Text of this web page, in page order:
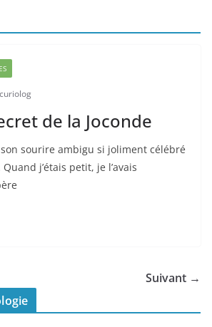
de la Joconde
sourire ambigu si joliment célébré
j’étais petit, je l’avais
Suivant →